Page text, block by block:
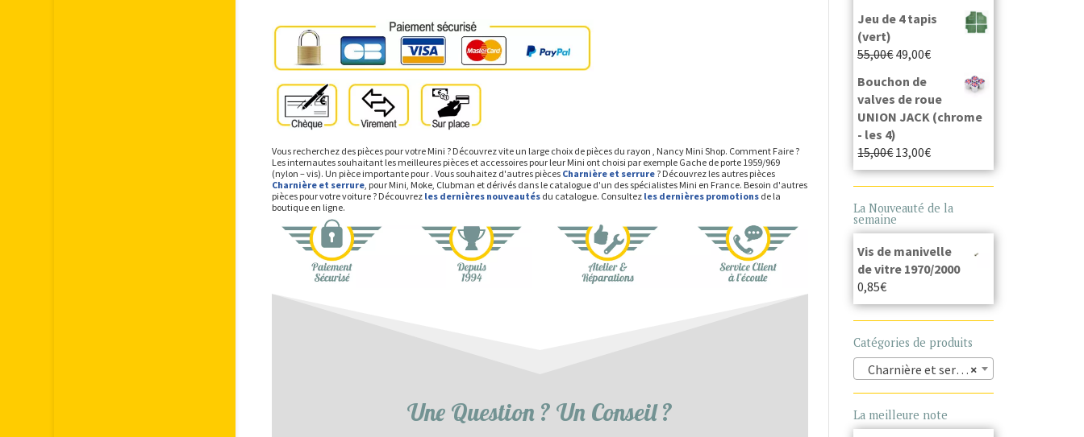
Vous recherchez des pièces pour votre Mini ? Découvrez vite un large choix de pièces du rayon , Nancy Mini Shop. Comment Faire ?
Les internautes souhaitant les meilleures pièces et accessoires pour leur Mini ont choisi par exemple Gache de porte 1959/969
(nylon – vis). Un pièce importante pour . Vous souhaitez d'autres pièces Charnière et serrure? Découvrez les autres pièces
Charnière et serrure, pour Mini, Moke, Clubman et dérivés dans le catalogue d'un des spécialistes Mini en France. Besoin d'autres
pièces pour votre voiture ? Découvrez les dernières nouveautésdu catalogue. Consultez les dernières promotionsde la
boutique en ligne.
Une Question ? Un Conseil ?
Jeu de 4 tapis
(vert)
55,00€49,00€
Bouchon de
valves de roue
UNION JACK (chrome
- les 4)
15,00€13,00€
La Nouveauté de la
semaine
Vis de manivelle
de vitre 1970/2000
0,85€
Catégories de produits
×
Charnière et serrure (86)
La meilleure note